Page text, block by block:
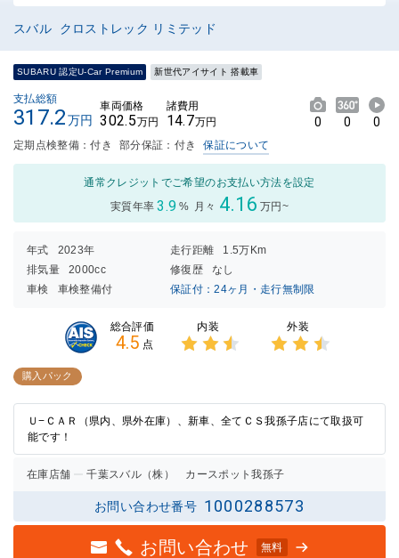
スバル クロストレック リミテッド
SUBARU 認定U-Car Premium 新世代アイサイト 搭載車
支払総額
317.2万円
車両価格
302.5万円
諸費用
14.7万円 0 0 0
定期点検整備：付き 部分保証：付き 保証について
通常クレジットでご希望のお支払い方法を設定
実質年率 3.9 % 月々 4.16 万円~
年式 2023年 走行距離
1.5万Km
排気量
2000cc 修復歴
なし
車検
車検整備付 保証付：24ヶ月・走行無制限
総合評価
4.5 点
内装 外装
購入パック
Ｕ−ＣＡＲ（県内、県外在庫）、新車、全てＣＳ我孫子店にて取扱可
能です！
在庫店舗 千葉スバル（株） カースポット我孫子
お問い合わせ番号 1000288573
お問い合わせ 無料